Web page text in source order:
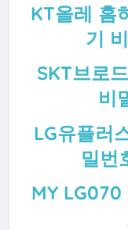
KT올레 홈
기
SKT브로
비
LG유플러
밀번
MY LG070